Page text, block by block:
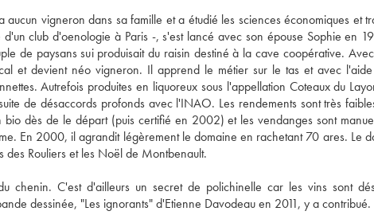
vigneron dans sa famille et a étudié les sciences économiques et
club d'oenologie à Paris -, s'est lancé avec son épouse Sophie en
de paysans sui produisait du raisin destiné à la cave coopérative.
et devient néo vigneron. Il apprend le métier sur le tas et avec
Autrefois produites en liquoreux sous l'appellation Coteaux du
de désaccords profonds avec l'INAO. Les rendements sont très
bio dès de le départ (puis certifié en 2002) et les vendanges sont
En 2000, il agrandit légèrement le domaine en rachetant 70 ares. Le
Rouliers et les Noël de Montbenault.
chenin. C'est d'ailleurs un secret de polichinelle car les vins sont
dessinée, "Les ignorants" d'Etienne Davodeau en 2011, y a contribué.